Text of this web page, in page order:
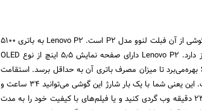
و اما سرانجام، برترین اسمارت‌فون در لیست بهترین باتری گوشی از‌ آن فبلت لنوو مدل P2 است. Lenovo P2 به باتری ۵۱۰۰
میلی آمپری مجهز شده است که بهترین کارایی باتری را نیز دارد. Lenovo P2 دارای صفحه نمایش ۵٫۵ اینچ از نوع OLED
است و از بهترین پردازنده میان رده یعنی Snapdragon 625 بهره‌می‌برد تا میزان مصرف باتری آن به حداقل برسد. استقامت
باتری این گوشی ۱۴۹ ساعت است که رقم قابل توجهی است. این یعنی شما با یک بار شارژ این گوشی می‌توانید ۳۴ ساعت و
۴۹ دقیقه با اینترنت ۳G به مکالمه بپردازید. ۱۷ ساعت و ۲۳ دقیقه وب گردی کنید و یا فیلم‌های با کیفیت خود را به مدت